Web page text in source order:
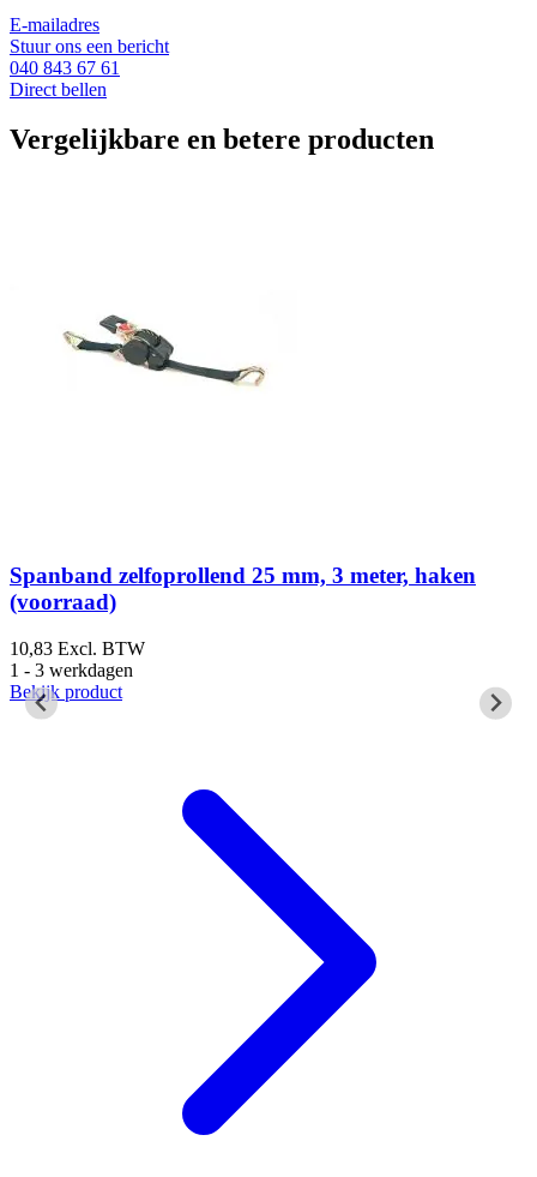
E-mailadres
Stuur ons een bericht
040 843 67 61
Direct bellen
Vergelijkbare en betere producten
Spanband zelfoprollend 25 mm, 3 meter, haken
(voorraad)
10,83 Excl. BTW
1 - 3 werkdagen
Bekijk product